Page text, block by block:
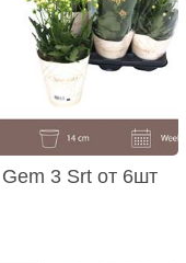
3 Srt от 6шт